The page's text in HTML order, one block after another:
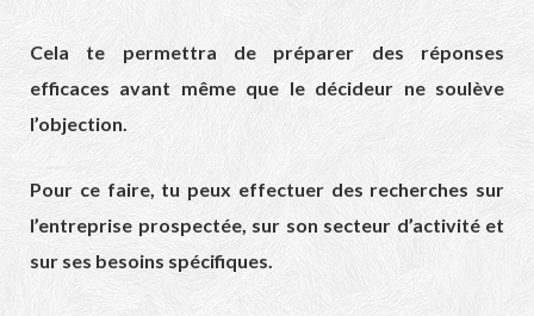
Cela te permettra de préparer des réponses
efficaces avant même que le décideur ne soulève
l’objection.
Pour ce faire, tu peux effectuer des recherches sur
l’entreprise prospectée, sur son secteur d’activité et
sur ses besoins spécifiques.